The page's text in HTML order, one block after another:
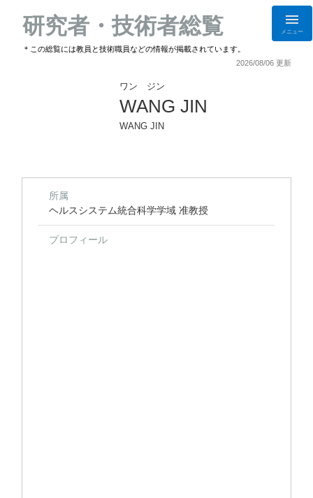
研究者・技術者総覧
＊この総覧には教員と技術職員などの情報が掲載されています。
メニュー
2026/08/06 更新
ワン ジン
WANG JIN
WANG JIN
所属
ヘルスシステム統合科学学域 准教授
プロフィール